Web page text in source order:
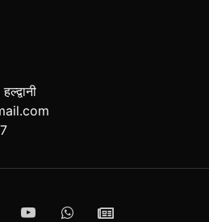
YouTubeWhatsApp
ePaper